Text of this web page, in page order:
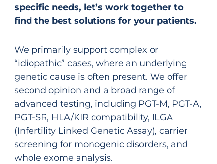
specific needs, let’s work together to
find the best solutions for your patients.
We primarily support complex or
“idiopathic” cases, where an underlying
genetic cause is often present. We offer
second opinion and a broad range of
advanced testing, including PGT-M, PGT-A,
PGT-SR, HLA/KIR compatibility, ILGA
(Infertility Linked Genetic Assay), carrier
screening for monogenic disorders, and
whole exome analysis.